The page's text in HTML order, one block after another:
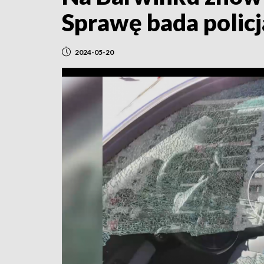
Sprawę bada
2024-05-20